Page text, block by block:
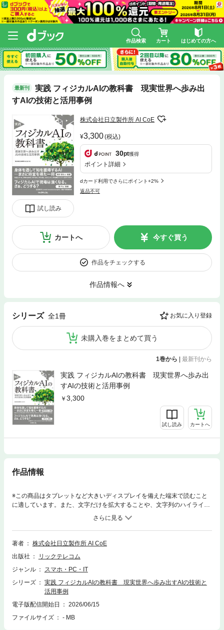
作品検索 カート はじめての方へ
最新刊
実践 フィジカルAIの教科書 現実世界へ歩み出
すAIの技術と活用事例
試し読み
株式会社日立製作所 AI CoE
3,300(税込)
30pt獲得
ポイント詳細
dカード利用でさらにポイント+2%
返品不可
カートへ 今すぐ買う
作品をチェックする
作品情報へ
シリーズ 全1冊 お気に入り登録
未購入巻をまとめて買う
1巻から 最新刊から
実践 フィジカルAIの教科書 現実世界へ歩み出
すAIの技術と活用事例
3,300
試し読み カートへ
作品情報
※この商品はタブレットなど大きいディスプレイを備えた端末で読むこと
に適しています。また、文字だけを拡大することや、文字列のハイライ
ト、検索、辞書の参照、引用などの機能が使用できません。産業の現場で
動き出すフィジカルAI生成AI、AIエージェントの次に来る潮流 ―― それ
が、現実世界を認識し、判断し、実際に動く「フィジカルAI」です。日立
グループでは、長年培ってきたITとOT（制御・運用技術）、そして社会イ
Excellence）を中心にフィジカルAI活用を推進し、そこで得た知見をソリ
ューション・サービス化してお客様へ提供しています。本書は、フィジカ
タルツインなどの中核技術、さらに製造、物流、自動運転、鉄道、電力と
いった分野での活用事例までを体系的に解説しています。その可能性を期
待論に終わらせず、産業の現場に根ざした「実践」として示します。
著者
株式会社日立製作所 AI CoE
出版社
リックテレコム
ジャンル
スマホ・PC・IT
シリーズ
実践 フィジカルAIの教科書 現実世界へ歩み出すAIの技術と
活用事例
電子版配信開始日
2026/06/15
ファイルサイズ
- MB